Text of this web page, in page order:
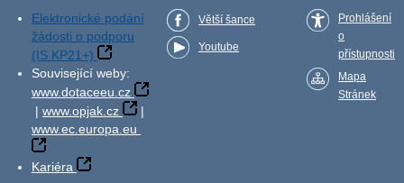
Elektronické podání
žádosti o podporu
(IS KP21+)
Související weby:
www.dotaceeu.cz
| www.opjak.cz
|
www.ec.europa.eu
Kariéra
Větší šance
Youtube
Prohlášení
o
přístupnosti
Mapa
Stránek